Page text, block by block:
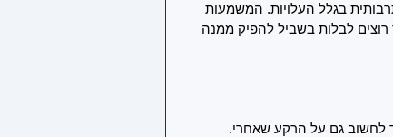
תרבותית בגלל העלויות. המשמעות
רוצים לבלות בשביל להפיק ממנה
לחשוב גם על הרקע שאחרי.